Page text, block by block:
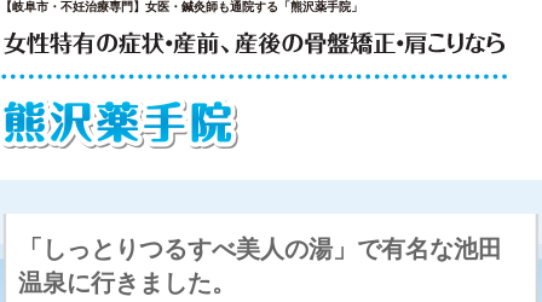
【岐阜市・不妊治療専門】女医・鍼灸師も通院する「熊沢薬手院」
「しっとりつるすべ美人の湯」で有名な池田
温泉に行きました。